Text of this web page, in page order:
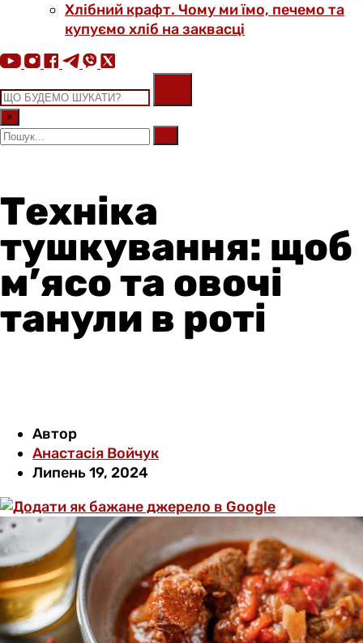
Хлібний крафт. Чому ми їмо, печемо та
купуємо хліб на заквасці
×
Техніка
тушкування: щоб
м’ясо та овочі
танули в роті
Автор
Анастасія Войчук
Липень 19, 2024